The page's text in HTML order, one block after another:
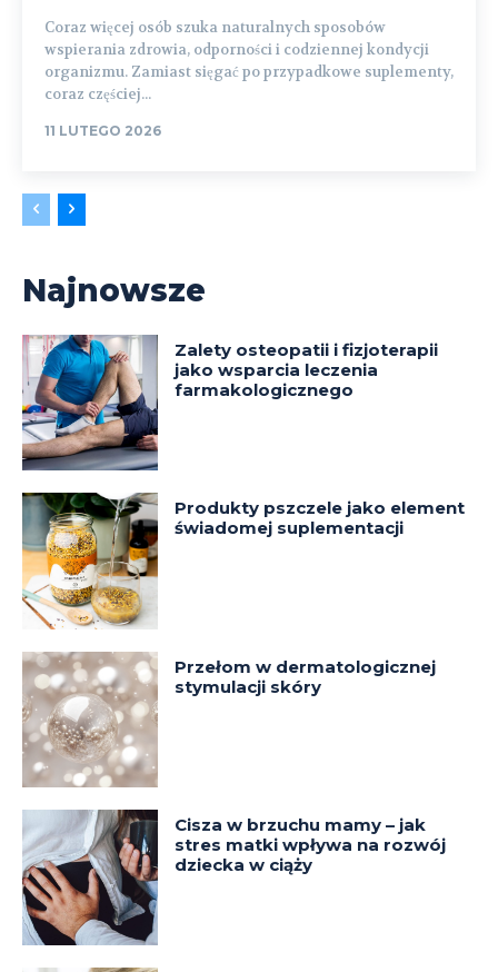
Coraz więcej osób szuka naturalnych sposobów
wspierania zdrowia, odporności i codziennej kondycji
organizmu. Zamiast sięgać po przypadkowe suplementy,
coraz częściej...
11 LUTEGO 2026
Najnowsze
Zalety osteopatii i fizjoterapii
jako wsparcia leczenia
farmakologicznego
Produkty pszczele jako element
świadomej suplementacji
Przełom w dermatologicznej
stymulacji skóry
Cisza w brzuchu mamy – jak
stres matki wpływa na rozwój
dziecka w ciąży